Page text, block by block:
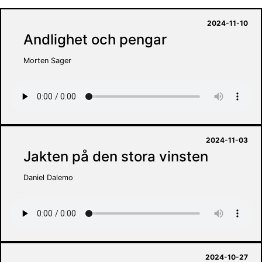
2024-11-10
Andlighet och pengar
Morten Sager
2024-11-03
Jakten på den stora vinsten
Daniel Dalemo
2024-10-27